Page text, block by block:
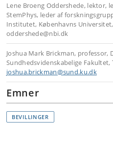
Lene Broeng Oddershede, lektor,
StemPhys, leder af
Institutet, Københavns Universitet,
oddershede@nbi.dk
Joshua Mark Brickman, professor,
Sundhedsvidenskabelige Fakultet,
joshua.brickman@sund.ku.dk
Emner
BEVILLINGER